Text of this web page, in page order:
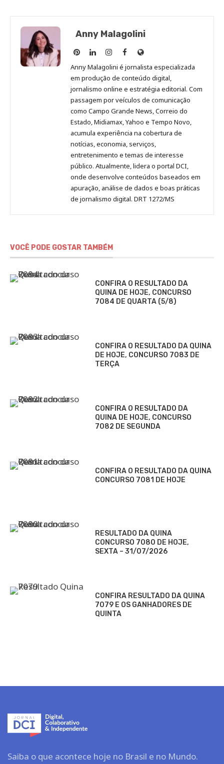
Anny Malagolini
Anny
Malagolini
no
Pinterest
Anny
Malagolini
no
LinkedIn
Anny
Malagolini
no
Instagram
Anny
Malagolini
no
Facebook
Site
de
Anny
Malagolini
Anny Malagolini é jornalista especializada
em produção de conteúdo digital,
jornalismo online e estratégia editorial. Com
passagem por veículos de comunicação
como Campo Grande News, Correio do
Estado, Midiamax, Yahoo e Tempo Novo,
acumula experiência na cobertura de
notícias, economia, serviços,
entretenimento e temas de interesse
público. Atualmente, lidera o portal DCI,
onde desenvolve conteúdos baseados em
apuração, análise de dados e boas práticas
de jornalismo digital. DRT 1272/MS
VOCÊ PODE GOSTAR TAMBÉM
CONFIRA O RESULTADO DA
QUINA DE HOJE, CONCURSO
7084 DE QUARTA (5/8)
CONFIRA O RESULTADO DA QUINA
DE HOJE, CONCURSO 7083 DE
TERÇA
CONFIRA O RESULTADO DA
QUINA DE HOJE, CONCURSO
7082 DE SEGUNDA
CONFIRA O RESULTADO DA QUINA
CONCURSO 7081 DE HOJE
RESULTADO DA QUINA
CONCURSO 7080 DE HOJE,
SEXTA – 31/07/2026
CONFIRA RESULTADO DA QUINA
7079 E OS GANHADORES DE
QUINTA
Saiba o que acontece hoje no Brasil e no Mundo.